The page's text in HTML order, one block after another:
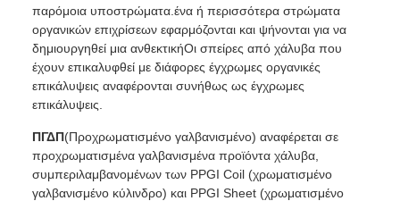
παρόμοια υποστρώματα.ένα ή περισσότερα στρώματα
οργανικών επιχρίσεων εφαρμόζονται και ψήνονται για να
δημιουργηθεί μια ανθεκτικήΟι σπείρες από χάλυβα που
έχουν επικαλυφθεί με διάφορες έγχρωμες οργανικές
επικάλυψεις αναφέρονται συνήθως ως έγχρωμες
επικάλυψεις.
ΠΓΔΠ(Προχρωματισμένο γαλβανισμένο) αναφέρεται σε
προχρωματισμένα γαλβανισμένα προϊόντα χάλυβα,
συμπεριλαμβανομένων των PPGI Coil (χρωματισμένο
γαλβανισμένο κύλινδρο) και PPGI Sheet (χρωματισμένο